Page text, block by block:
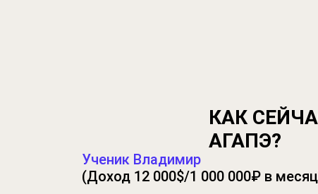
КАК
АГАПЭ?
Ученик Владимир
(Доход 12 000$/1 000 000₽ в